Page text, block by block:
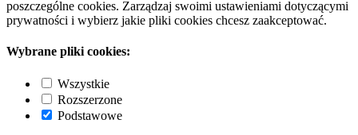
poszczególne cookies. Zarządzaj swoimi ustawieniami dotyczącymi
prywatności i wybierz jakie pliki cookies chcesz zaakceptować.
Wybrane pliki cookies:
Wszystkie
Rozszerzone
Podstawowe